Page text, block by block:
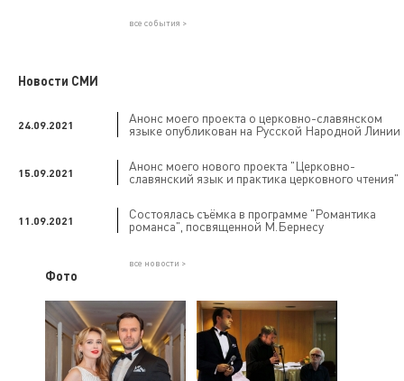
все события >
Новости СМИ
24.09.2021
Анонс моего проекта о церковно-славянском
языке опубликован на Русской Народной Линии
15.09.2021
Анонс моего нового проекта "Церковно-
славянский язык и практика церковного чтения"
11.09.2021
Состоялась съёмка в программе "Романтика
романса", посвященной М.Бернесу
все новости >
Фото